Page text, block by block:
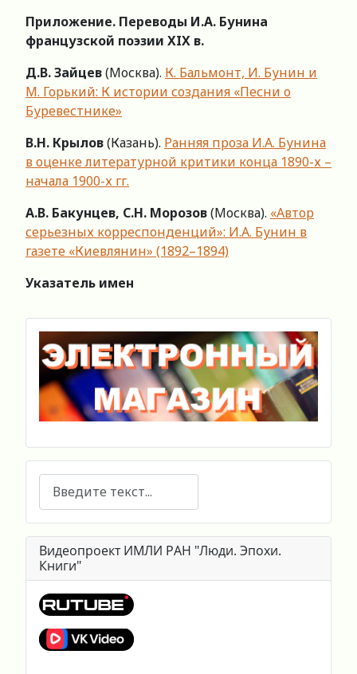
Приложение. Переводы И.А. Бунина
французской поэзии XIX в.
Д.В. Зайцев(Москва). К. Бальмонт, И. Бунин и
М. Горький: К истории создания «Песни о
Буревестнике»
В.Н. Крылов(Казань). Ранняя проза И.А. Бунина
в оценке литературной критики конца 1890-х –
начала 1900-х гг.
А.В. Бакунцев, С.Н. Морозов(Москва). «Автор
серьезных корреспонденций»: И.А. Бунин в
газете «Киевлянин» (1892–1894)
Указатель имен
Поиск
Видеопроект ИМЛИ РАН "Люди. Эпохи.
Книги"